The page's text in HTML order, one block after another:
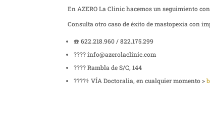
En AZERO La Clinic hacemos un seguimiento
Consulta otro caso de éxito de mastopexia con
☎️ 622.218.960 / 822.175.299
???? info@azerolaclinic.com
???? Rambla de S/C, 144
????‍⚕️ VÍA Doctoralia, en cualquier momento >